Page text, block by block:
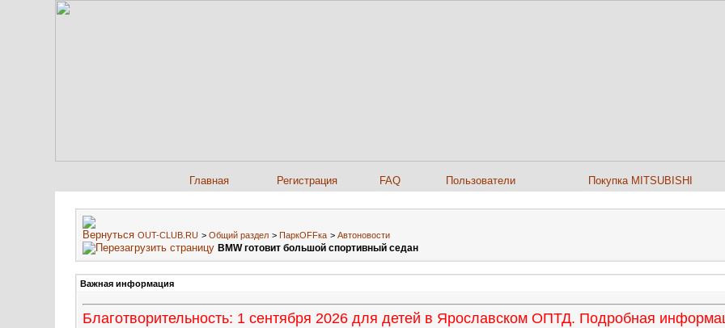
Главная Регистрация FAQ Пользователи Покупка MITSUBISHI
OUT-CLUB.RU > Общий раздел > ПаркOFFка > Автоновости
BMW готовит большой спортивный седан
Важная информация
Благотворительность: 1 сентября 2026 для детей в Ярославском ОПТД. Подробная